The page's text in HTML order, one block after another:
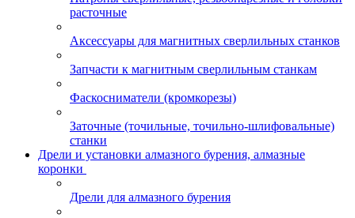
расточные
Аксессуары для магнитных сверлильных станков
Запчасти к магнитным сверлильным станкам
Фаскосниматели (кромкорезы)
Заточные (точильные, точильно-шлифовальные)
станки
Дрели и установки алмазного бурения, алмазные
коронки
Дрели для алмазного бурения